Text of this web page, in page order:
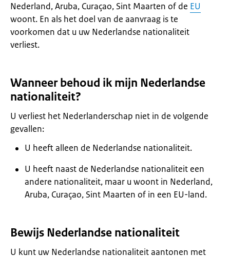
Nederland, Aruba, Curaçao, Sint Maarten of de EU
woont. En als het doel van de aanvraag is te
voorkomen dat u uw Nederlandse nationaliteit
verliest.
Wanneer behoud ik mijn Nederlandse
nationaliteit?
U verliest het Nederlanderschap niet in de volgende
gevallen:
U heeft alleen de Nederlandse nationaliteit.
U heeft naast de Nederlandse nationaliteit een
andere nationaliteit, maar u woont in Nederland,
Aruba, Curaçao, Sint Maarten of in een EU-land.
Bewijs Nederlandse nationaliteit
U kunt uw Nederlandse nationaliteit aantonen met